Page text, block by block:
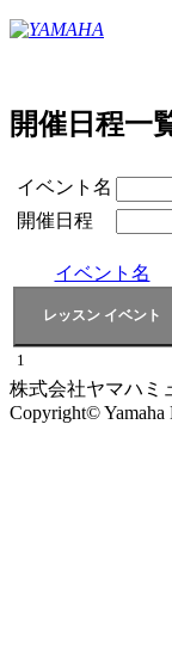
開催日程一
イベント名
開催日程
イベント名
1
株式会社ヤマハミ
Copyright© Yamaha